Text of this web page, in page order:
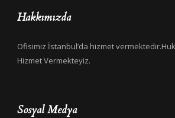
Hakkımızda
Ofisimiz İstanbul’da hizmet
Hizmet Vermekteyiz.
Sosyal Medya